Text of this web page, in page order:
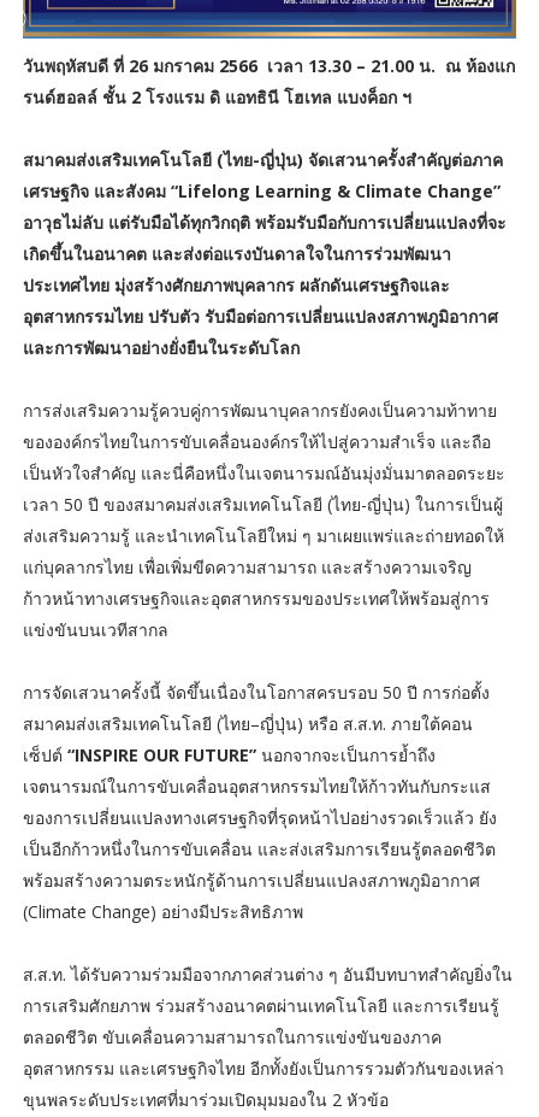
วันพฤหัสบดี ที่ 26 มกราคม 2566 เวลา 13.30 – 21.00 น. ณ ห้องแก
รนด์ฮอลล์ ชั้น 2 โรงแรม ดิ แอทธินี โฮเทล แบงค็อก ฯ
สมาคมส่งเสริมเทคโนโลยี (ไทย-ญี่ปุ่น) จัดเสวนาครั้งสำคัญต่อภาค
เศรษฐกิจ และสังคม “Lifelong Learning & Climate Change”
อาวุธไม่ลับ แต่รับมือได้ทุกวิกฤติ พร้อมรับมือกับการเปลี่ยนแปลงที่จะ
เกิดขึ้นในอนาคต และส่งต่อแรงบันดาลใจในการร่วมพัฒนา
ประเทศไทย มุ่งสร้างศักยภาพบุคลากร ผลักดันเศรษฐกิจและ
อุตสาหกรรมไทย ปรับตัว รับมือต่อการเปลี่ยนแปลงสภาพภูมิอากาศ
และการพัฒนาอย่างยั่งยืนในระดับโลก
การส่งเสริมความรู้ควบคู่การพัฒนาบุคลากรยังคงเป็นความท้าทาย
ขององค์กรไทยในการขับเคลื่อนองค์กรให้ไปสู่ความสำเร็จ และถือ
เป็นหัวใจสำคัญ และนี่คือหนึ่งในเจตนารมณ์อันมุ่งมั่นมาตลอดระยะ
เวลา 50 ปี ของสมาคมส่งเสริมเทคโนโลยี (ไทย-ญี่ปุ่น) ในการเป็นผู้
ส่งเสริมความรู้ และนำเทคโนโลยีใหม่ ๆ มาเผยแพร่และถ่ายทอดให้
แก่บุคลากรไทย เพื่อเพิ่มขีดความสามารถ และสร้างความเจริญ
ก้าวหน้าทางเศรษฐกิจและอุตสาหกรรมของประเทศให้พร้อมสู่การ
แข่งขันบนเวทีสากล
การจัดเสวนาครั้งนี้ จัดขึ้นเนื่องในโอกาสครบรอบ 50 ปี การก่อตั้ง
สมาคมส่งเสริมเทคโนโลยี (ไทย–ญี่ปุ่น) หรือ ส.ส.ท. ภายใต้คอน
เซ็ปต์ “INSPIRE OUR FUTURE”นอกจากจะเป็นการย้ำถึง
เจตนารมณ์ในการขับเคลื่อนอุตสาหกรรมไทยให้ก้าวทันกับกระแส
ของการเปลี่ยนแปลงทางเศรษฐกิจที่รุดหน้าไปอย่างรวดเร็วแล้ว ยัง
เป็นอีกก้าวหนึ่งในการขับเคลื่อน และส่งเสริมการเรียนรู้ตลอดชีวิต
พร้อมสร้างความตระหนักรู้ด้านการเปลี่ยนแปลงสภาพภูมิอากาศ
(Climate Change) อย่างมีประสิทธิภาพ
ส.ส.ท. ได้รับความร่วมมือจากภาคส่วนต่าง ๆ อันมีบทบาทสำคัญยิ่งใน
การเสริมศักยภาพ ร่วมสร้างอนาคตผ่านเทคโนโลยี และการเรียนรู้
ตลอดชีวิต ขับเคลื่อนความสามารถในการแข่งขันของภาค
อุตสาหกรรม และเศรษฐกิจไทย อีกทั้งยังเป็นการรวมตัวกันของเหล่า
ขุนพลระดับประเทศที่มาร่วมเปิดมุมมองใน 2 หัวข้อ